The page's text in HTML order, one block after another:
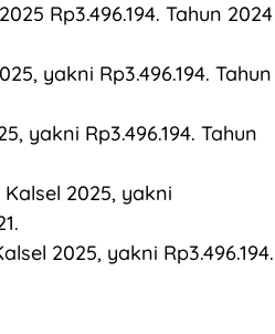
Rp3.496.194. Tahun 2024
yakni Rp3.496.194. Tahun
yakni Rp3.496.194. Tahun
2025, yakni
2025, yakni Rp3.496.194.